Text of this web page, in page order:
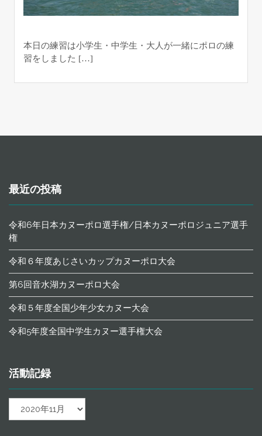
本日の練習は小学生・中学生・大人が一緒にポロの練
習をしました […]
最近の投稿
令和6年日本カヌーポロ選手権/日本カヌーポロジュニア選手
権
令和６年度あじさいカップカヌーポロ大会
第6回音水湖カヌーポロ大会
令和５年度全国少年少女カヌー大会
令和5年度全国中学生カヌー選手権大会
活動記録